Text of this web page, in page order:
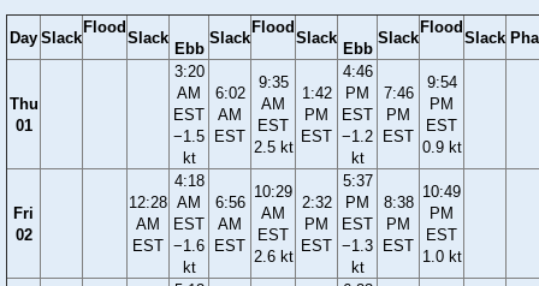
Day Slack
Flood
Slack
Ebb
Slack
Flood
Slack
Ebb
Slack
Flood
Slack
Thu
01
3:20
AM
EST
−1.5
kt
6:02
AM
EST
9:35
AM
EST
2.5 kt
1:42
PM
EST
4:46
PM
EST
−1.2
kt
7:46
PM
EST
9:54
PM
EST
0.9 kt
Fri
02
12:28
AM
EST
4:18
AM
EST
−1.6
kt
6:56
AM
EST
10:29
AM
EST
2.6 kt
2:32
PM
EST
5:37
PM
EST
−1.3
kt
8:38
PM
EST
10:49
PM
EST
1.0 kt